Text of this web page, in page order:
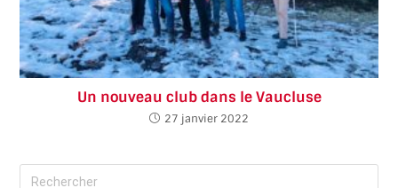
Un nouveau club dans le Vaucluse
27 janvier 2022